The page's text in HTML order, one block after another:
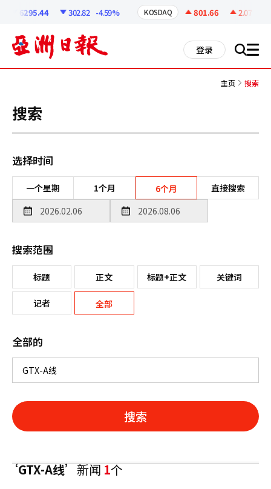
6295.44 302.82 -4.59% KOSDAQ 801.66 2.07
登录 搜 all
主页 搜索
搜索
选择时间
一个星期 1个月 6个月 直接搜索
搜索范围
标题 正文 标题+正文 关键词
记者 全部
全部的
搜索
‘GTX-A线’新闻1个